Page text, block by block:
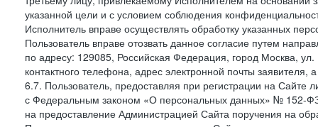
указанной цели и с условием соблюдения
Исполнитель вправе осуществлять обработку указанных
Пользователь вправе отозвать данное согласие путем
по адресу: 129085, Российская Федерация, город Москва,
контактного телефона, адрес электронной почты
6.7. Пользователь, предоставляя при регистрации на
с Федеральным законом «О персональных данных» № 152-
на предоставление Администрацией Сайта поручения на